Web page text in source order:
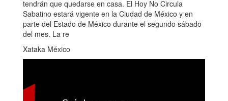
tendrán que quedarse en casa. El Hoy No Circula
Sabatino estará vigente en la Ciudad de México y en
parte del Estado de México durante el segundo sábado
del mes. La re
Xataka México